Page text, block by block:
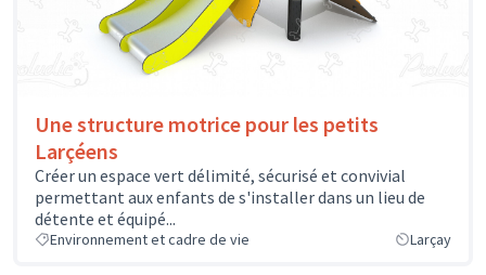
Une structure motrice pour les petits
Larçéens
Créer un espace vert délimité, sécurisé et convivial
permettant aux enfants de s'installer dans un lieu de
détente et équipé...
Environnement et cadre de vie Larçay